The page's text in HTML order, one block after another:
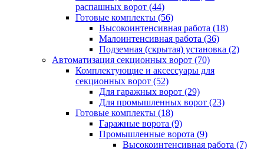
распашных ворот (44)
Готовые комплекты (56)
Высокоинтенсивная работа (18)
Малоинтенсивная работа (36)
Подземная (скрытая) установка (2)
Автоматизация секционных ворот (70)
Комплектующие и аксессуары для
секционных ворот (52)
Для гаражных ворот (29)
Для промышленных ворот (23)
Готовые комплекты (18)
Гаражные ворота (9)
Промышленные ворота (9)
Высокоинтенсивная работа (7)